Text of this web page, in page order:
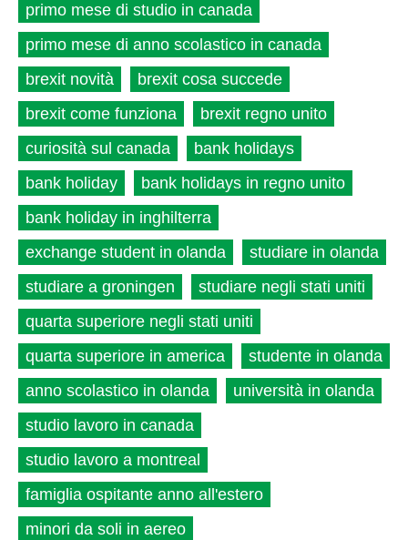
primo mese di studio in canada
primo mese di anno scolastico in canada
brexit novità
brexit cosa succede
brexit come funziona
brexit regno unito
curiosità sul canada
bank holidays
bank holiday
bank holidays in regno unito
bank holiday in inghilterra
exchange student in olanda
studiare in olanda
studiare a groningen
studiare negli stati uniti
quarta superiore negli stati uniti
quarta superiore in america
studente in olanda
anno scolastico in olanda
università in olanda
studio lavoro in canada
studio lavoro a montreal
famiglia ospitante anno all'estero
minori da soli in aereo